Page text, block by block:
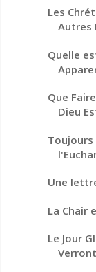
Les
Autres
Quelle
Que
Dieu
Toujours
Une
La Chair
Le Jour
Verront